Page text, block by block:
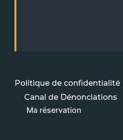
Politique de confidentialité
Canal de Dénonciations
Ma réservation